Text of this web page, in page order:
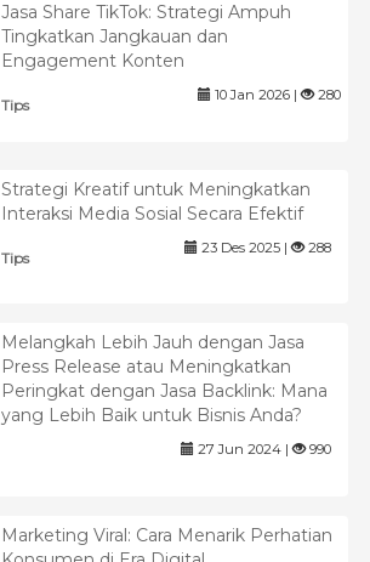
Jasa Share TikTok: Strategi Ampuh
Tingkatkan Jangkauan dan
Engagement Konten
Tips
10 Jan 2026 | 280
Strategi Kreatif untuk Meningkatkan
Interaksi Media Sosial Secara Efektif
Tips
23 Des 2025 | 288
Melangkah Lebih Jauh dengan Jasa
Press Release atau Meningkatkan
Peringkat dengan Jasa Backlink: Mana
yang Lebih Baik untuk Bisnis Anda?
27 Jun 2024 | 990
Marketing Viral: Cara Menarik Perhatian